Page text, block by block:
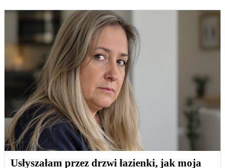
Usłyszałam przez drzwi łazienki, jak moja